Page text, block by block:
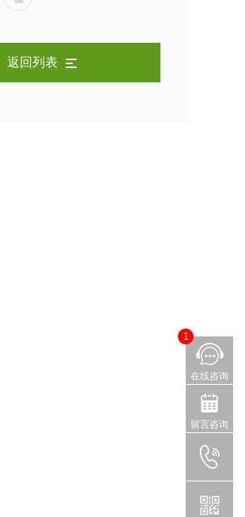
返回列表
在线咨询
1
留言咨询